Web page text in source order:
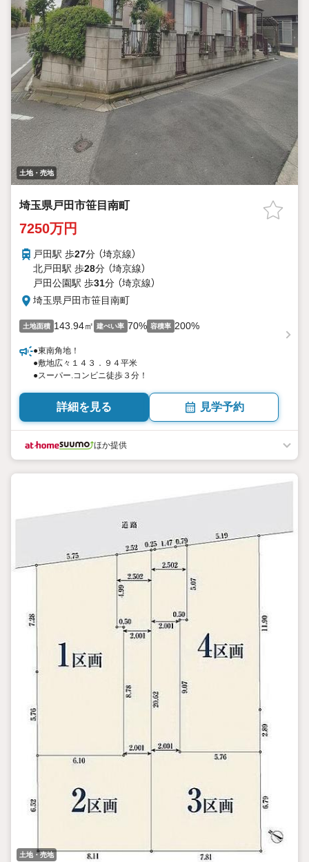
土地・売地
埼玉県戸田市笹目南町
7250万円
戸田駅 歩27分 （埼京線）
北戸田駅 歩28分 （埼京線）
戸田公園駅 歩31分 （埼京線）
埼玉県戸田市笹目南町
土地面積 143.94㎡ 建ぺい率 70% 容積率 200%
●東南角地！
●敷地広々１４３．９４平米
●スーパー.コンビニ徒歩３分！
詳細を見る 見学予約
ほか提供
土地・売地